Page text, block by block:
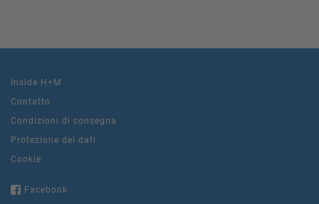
Inside H+M
Contatto
Condizioni di consegna
Protezione dei dati
Cookie
Facebook